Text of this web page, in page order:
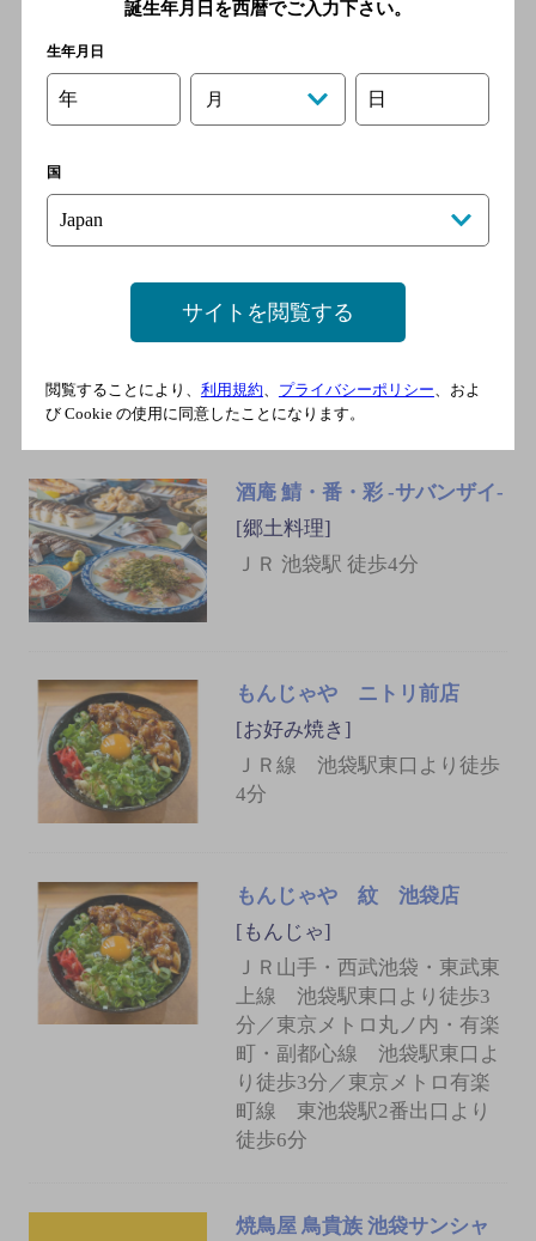
東京メトロ有楽町線 東池袋
駅／ＪＲ埼京線 池袋駅／Ｊ
Ｒ湘南新宿ライン 池袋駅／
上線 池袋駅
[炭火焼き]
地下鉄丸ノ内線 池袋駅 徒歩4
分／地下鉄有楽町線 池袋駅
徒歩5分
酒庵 鯖・番・彩 ‐サバンザイ‐
[郷土料理]
ＪＲ 池袋駅 徒歩4分
もんじゃや ニトリ前店
[お好み焼き]
ＪＲ線 池袋駅東口より徒歩
4分
もんじゃや 紋 池袋店
[もんじゃ]
ＪＲ山手・西武池袋・東武東
上線 池袋駅東口より徒歩3
分／東京メトロ丸ノ内・有楽
町・副都心線 池袋駅東口よ
り徒歩3分／東京メトロ有楽
町線 東池袋駅2番出口より
徒歩6分
焼鳥屋 鳥貴族 池袋サンシャ
誕生年月日を西暦でご入力下さい。
生年月日
年 月 日
国
サイトを閲覧する
閲覧することにより、 利用規約、 プライバシーポリシー、およ
び Cookie の使用に同意したことになります。